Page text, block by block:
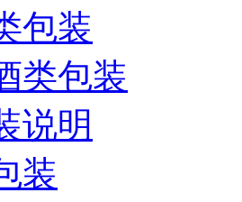
包装
类包装
说明
装